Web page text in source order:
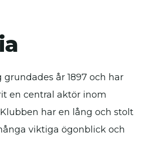
grundades år 1897 och har
en central aktör inom
har en lång och stolt
viktiga ögonblick och